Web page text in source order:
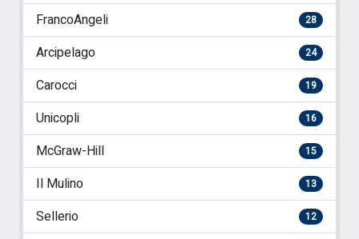
FrancoAngeli 28
Arcipelago 24
Carocci 19
Unicopli 16
McGraw-Hill 15
Il Mulino 13
Sellerio 12